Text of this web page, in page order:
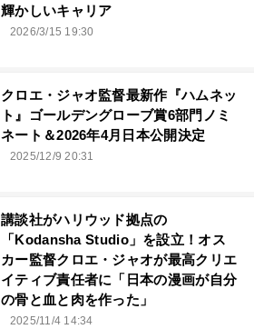
輝かしいキャリア
2026/3/15 19:30
クロエ・ジャオ監督最新作『ハムネッ
ト』ゴールデングローブ賞6部門ノミ
ネート＆2026年4月日本公開決定
2025/12/9 20:31
講談社がハリウッド拠点の
「Kodansha Studio」を設立！オス
カー監督クロエ・ジャオが最高クリエ
イティブ責任者に「日本の漫画が自分
の骨と血と肉を作った」
2025/11/4 14:34